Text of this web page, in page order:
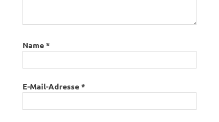
Name*
E-Mail-Adresse*